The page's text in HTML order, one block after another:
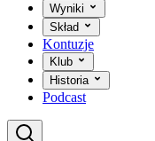
Wyniki
Skład
Kontuzje
Klub
Historia
Podcast